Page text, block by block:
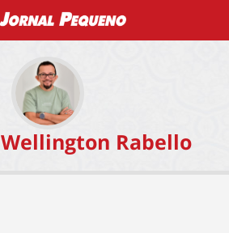
Wellington Rabello